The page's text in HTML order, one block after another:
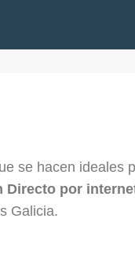
se hacen ideales
Directo por
Galicia.